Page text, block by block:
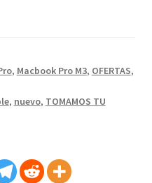
, Macbook Pro M3, OFERTAS,
, nuevo, TOMAMOS TU